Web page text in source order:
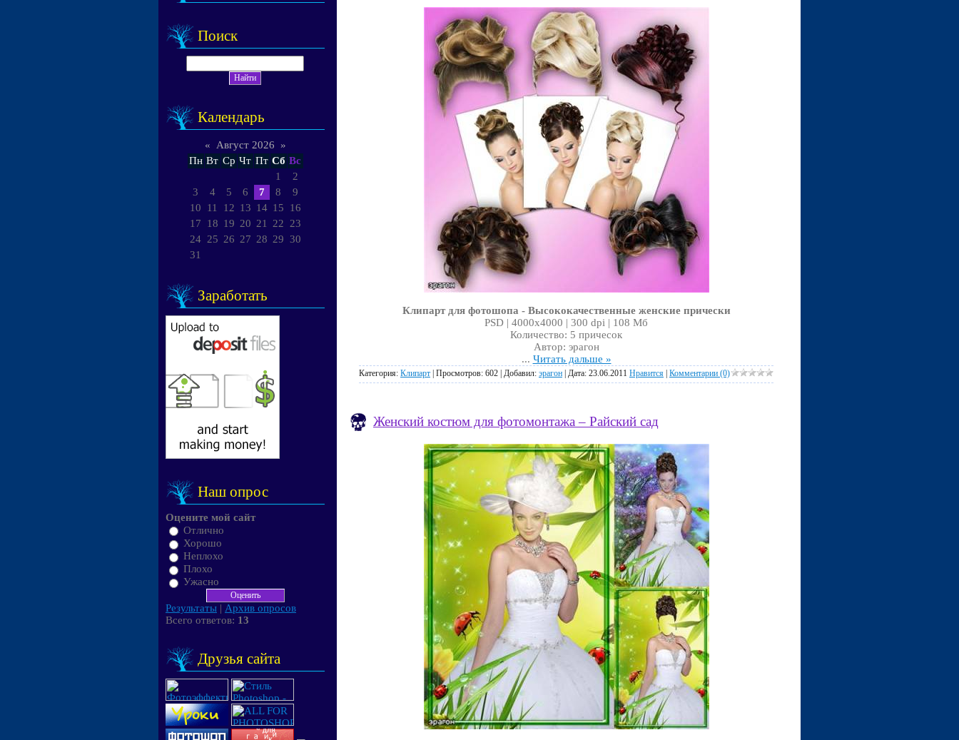
Поиск
Календарь
« Август 2026
»
Пн Вт Ср Чт Пт Сб Вс
1
2
3
4 5 6 7 8
9
10
11 12 13 14 15
16
17
18 19 20 21 22
23
24 25 26 27 28 29 30
31
Заработать
Наш опрос
Оцените мой сайт
Отлично
Хорошо
Неплохо
Плохо
Ужасно
Результаты | Архив опросов
Всего ответов: 13
Друзья сайта
Клипарт для фотошопа - Высококачественные женские прически
PSD | 4000x4000 | 300 dpi | 108 Мб
Количество: 5 причесок
Автор: эрагон
... Читать дальше »
Категория: Клипарт | Просмотров: 602 | Добавил: эрагон | Дата: 23.06.2011 Нравится | Комментарии (0)
Женский костюм для фотомонтажа – Райский сад